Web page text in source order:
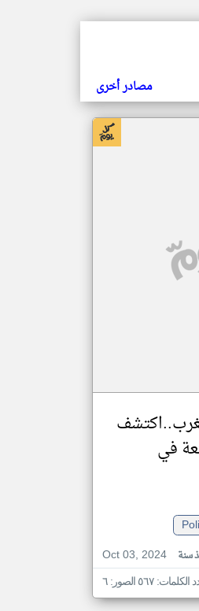
مصادر أخرى
في
Oct 03, 2024
سنة
٥٦٧ الصور: ٦